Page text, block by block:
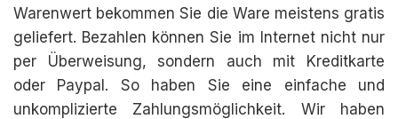
Warenwert bekommen Sie die Ware meistens gratis
geliefert. Bezahlen können Sie im Internet nicht nur
per Überweisung, sondern auch mit Kreditkarte
oder Paypal. So haben Sie eine einfache und
unkomplizierte Zahlungsmöglichkeit. Wir haben